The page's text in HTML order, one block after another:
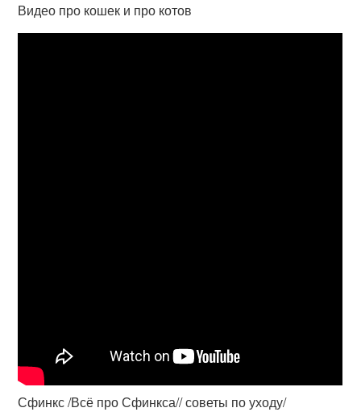
Видео про кошек и про котов
Сфинкс /Всё про Сфинкса// советы по уходу/